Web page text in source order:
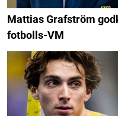
Mattias Grafström
fotbolls-VM